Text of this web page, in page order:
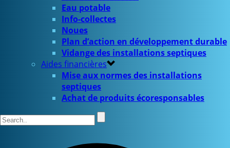
Eau potable
Info-collectes
Noues
Plan d’action en développement durable
Vidange des installations septiques
Aides financières
Mise aux normes des installations
septiques
Achat de produits écoresponsables